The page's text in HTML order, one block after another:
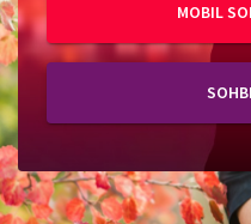
MOBIL